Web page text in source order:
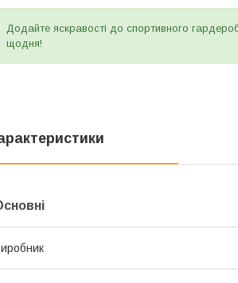
Додайте яскравості до спортивного
щодня!